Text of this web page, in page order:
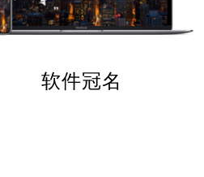
软件冠名